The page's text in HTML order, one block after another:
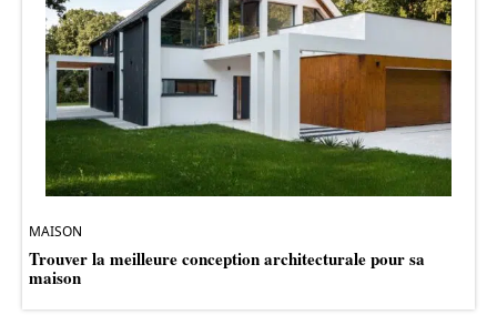
MAISON
Trouver la meilleure conception architecturale pour sa
maison